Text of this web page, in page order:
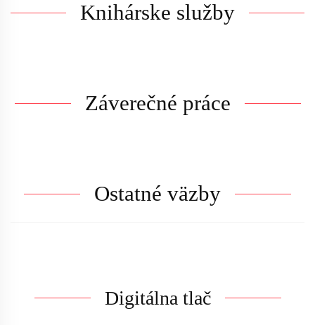
Knihárske služby
Záverečné práce
Ostatné väzby
Digitálna tlač